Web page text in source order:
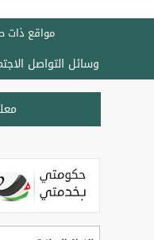
مواقع ذات
وسائل التواصل